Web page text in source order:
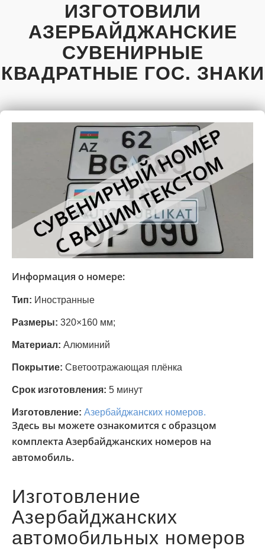
ИЗГОТОВИЛИ
АЗЕРБАЙДЖАНСКИЕ
СУВЕНИРНЫЕ
КВАДРАТНЫЕ ГОС. ЗНАКИ
Информация о номере:
Тип: Иностранные
Размеры: 320×160 мм;
Материал: Алюминий
Покрытие: Светоотражающая плёнка
Срок изготовления: 5 минут
Изготовление: Азербайджанских номеров.
Здесь вы можете ознакомится с образцом
комплекта Азербайджанских номеров на
автомобиль.
Изготовление
Азербайджанских
автомобильных номеров